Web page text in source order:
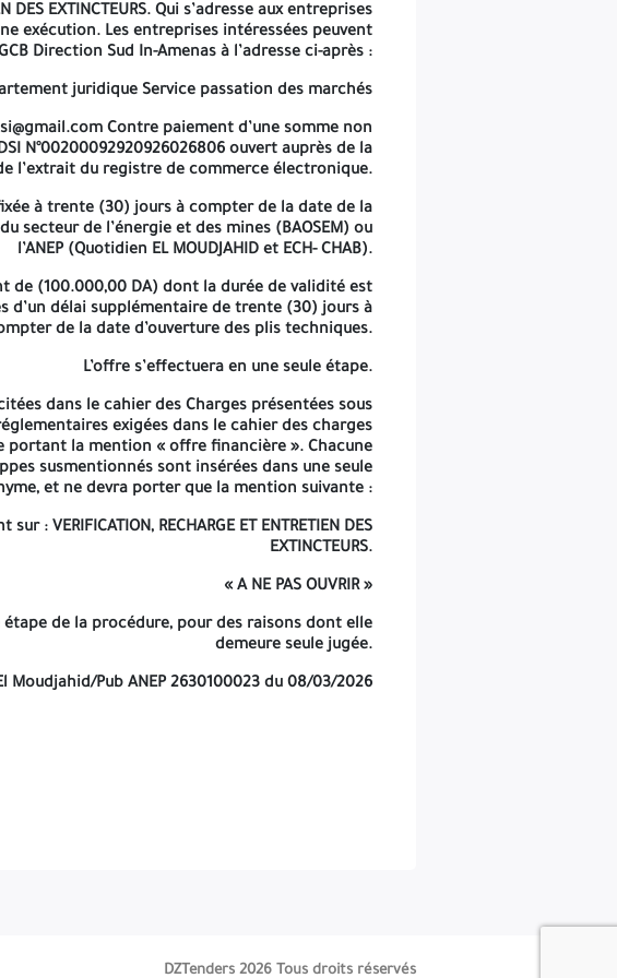
dans une seule enveloppe externe fermée et anonyme, et ne devra porter que la
SPM/2026 VERIFICATION, RECHARGE ET ENTRETIEN DES EXTINCTEURS.
quelle étape de la procédure, pour des raisons dont elle demeure seule jugée.
El Moudjahid/Pub
DES EXTINCTEURS. Qui s’adresse aux entreprises
exécution. Les entreprises intéressées peuvent
Direction Sud In-Amenas à l’adresse ci-après :
juridique Service passation des marchés
Contre paiement d’une somme non
N°00200092920926026806 ouvert auprès de la
de l’extrait du registre de commerce électronique.
à trente (30) jours à compter de la date de la
secteur de l’énergie et des mines (BAOSEM) ou
l’ANEP (Quotidien EL MOUDJAHID et ECH- CHAB).
de (100.000,00 DA) dont la durée de validité est
d’un délai supplémentaire de trente (30) jours à
de la date d’ouverture des plis techniques.
L’offre s’effectuera en une seule étape.
dans le cahier des Charges présentées sous
exigées dans le cahier des charges
la mention « offre financière ». Chacune
susmentionnés sont insérées dans une seule
et ne devra porter que la mention suivante :
sur : VERIFICATION, RECHARGE ET ENTRETIEN DES
EXTINCTEURS.
« A NE PAS OUVRIR »
étape de la procédure, pour des raisons dont elle
demeure seule jugée.
Moudjahid/Pub ANEP 2630100023 du 08/03/2026
DZTenders 2026 Tous droits réservés